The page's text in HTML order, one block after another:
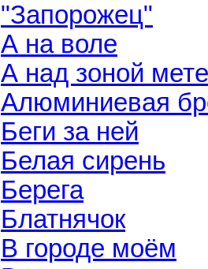
"Запорожец"
А на воле
А над зоной
Алюминиевая
Беги за ней
Белая сирень
Берега
Блатнячок
В городе моём